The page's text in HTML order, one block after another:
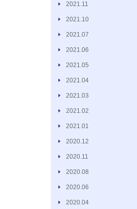
2021.11
2021.10
2021.07
2021.06
2021.05
2021.04
2021.03
2021.02
2021.01
2020.12
2020.11
2020.08
2020.06
2020.04